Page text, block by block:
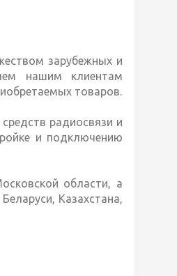
зарубежных и
нашим клиентам
товаров.
радиосвязи и
и подключению
области, а
Казахстана,